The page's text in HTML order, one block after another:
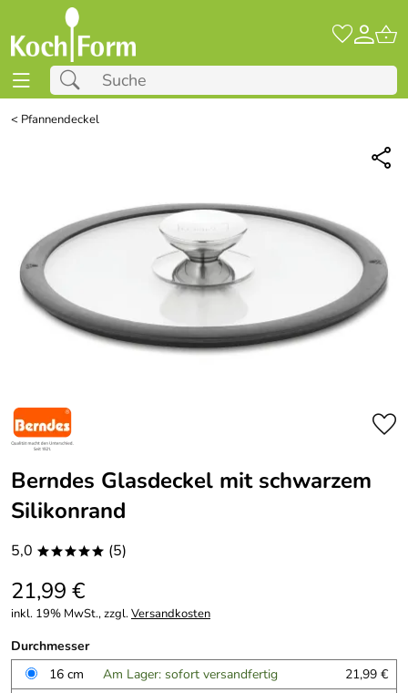
< Pfannendeckel
Berndes Glasdeckel mit schwarzem
Silikonrand
5,0 ***** (5)
21,99 €
inkl. 19% MwSt., zzgl.Versandkosten
Durchmesser
16 cm
Am Lager: sofort versandfertig
21,99 €